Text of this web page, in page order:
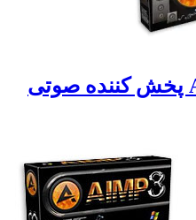
دانلود AIMP 5.40.2703 پخش کننده صوتی